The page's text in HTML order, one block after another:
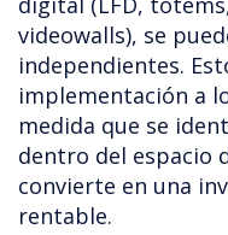
videowalls), se
independientes.
implementación a
medida que se
dentro del espacio
convierte en una
rentable.